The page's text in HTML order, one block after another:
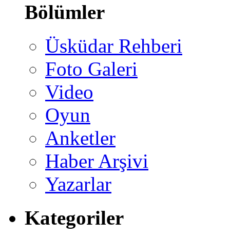
Bölümler
Üsküdar Rehberi
Foto Galeri
Video
Oyun
Anketler
Haber Arşivi
Yazarlar
Kategoriler